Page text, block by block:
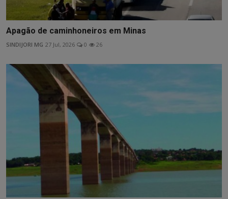
Apagão de caminhoneiros em Minas
SINDIJORI MG 27 Jul, 2026 0 26